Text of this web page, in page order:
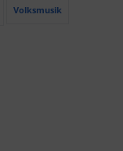
Volksmusik